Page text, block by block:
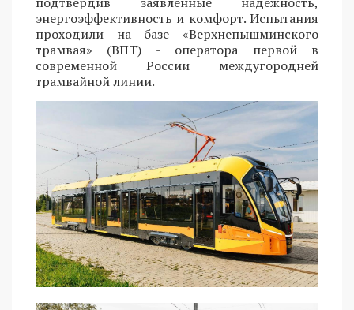
энергоэффективность и комфорт. Испытания
проходили на базе «Верхнепышминского
трамвая» (ВПТ) - оператора первой в
современной России междугородней
трамвайной линии.